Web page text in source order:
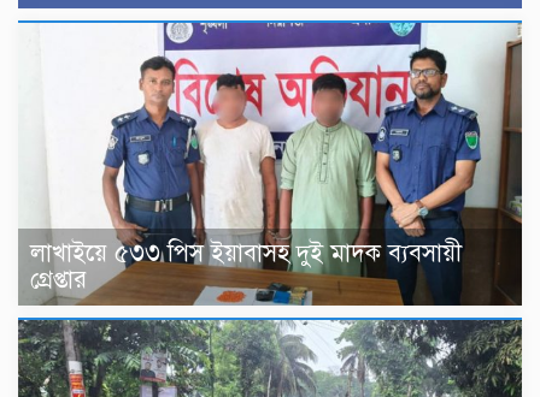
লাখাইয়ে ৫৩৩ পিস ইয়াবাসহ দুই মাদক ব্যবসায়ী
গ্রেপ্তার